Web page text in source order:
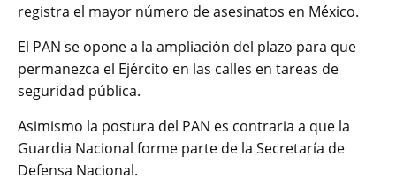
registra el mayor número de asesinatos en México.
El PAN se opone a la ampliación del plazo para que
permanezca el Ejército en las calles en tareas de
seguridad pública.
Asimismo la postura del PAN es contraria a que la
Guardia Nacional forme parte de la Secretaría de
Defensa Nacional.